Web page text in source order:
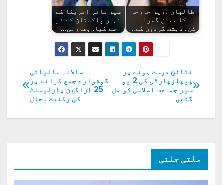
طالبان وزیر خارجہ
کا بیان گمراہ
کن.. دہشت گردوں کے…
سیز فائر امریکا کے
نہیں پاکستان کے ڈر
سے کیا. بھارتی…
پوسٹوں
کی
نیویگیشن
سالانہ مالیاتی
گوشوارے جمع کرانے پر
25 اراکین پارلیمنٹ
کی رکنیت بحال
نتائج درست ہونے پر
پیپلزپارٹی کی 2 یو
سیز جماعت اسلامی کو مل
گئیں
ملتی جلتی